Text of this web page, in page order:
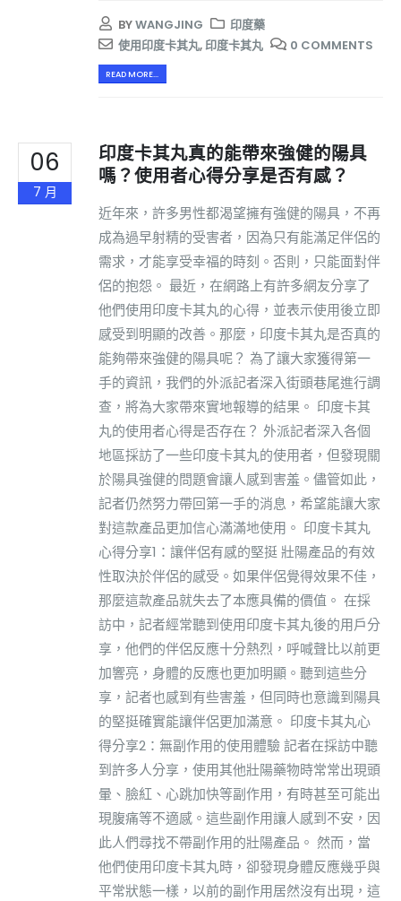
BYWANGJING
印度藥
使用印度卡其丸,印度卡其丸 0 COMMENTS
READ MORE...
06
7 月
印度卡其丸真的能帶來強健的陽具
嗎？使用者心得分享是否有感？
近年來，許多男性都渴望擁有強健的陽具，不再
成為過早射精的受害者，因為只有能滿足伴侶的
需求，才能享受幸福的時刻。否則，只能面對伴
侶的抱怨。 最近，在網路上有許多網友分享了
他們使用印度卡其丸的心得，並表示使用後立即
感受到明顯的改善。那麼，印度卡其丸是否真的
能夠帶來強健的陽具呢？ 為了讓大家獲得第一
手的資訊，我們的外派記者深入街頭巷尾進行調
查，將為大家帶來實地報導的結果。 印度卡其
丸的使用者心得是否存在？ 外派記者深入各個
地區採訪了一些印度卡其丸的使用者，但發現關
於陽具強健的問題會讓人感到害羞。儘管如此，
記者仍然努力帶回第一手的消息，希望能讓大家
對這款產品更加信心滿滿地使用。 印度卡其丸
心得分享1：讓伴侶有感的堅挺 壯陽產品的有效
性取決於伴侶的感受。如果伴侶覺得效果不佳，
那麼這款產品就失去了本應具備的價值。 在採
訪中，記者經常聽到使用印度卡其丸後的用戶分
享，他們的伴侶反應十分熱烈，呼喊聲比以前更
加響亮，身體的反應也更加明顯。聽到這些分
享，記者也感到有些害羞，但同時也意識到陽具
的堅挺確實能讓伴侶更加滿意。 印度卡其丸心
得分享2：無副作用的使用體驗 記者在採訪中聽
到許多人分享，使用其他壯陽藥物時常常出現頭
暈、臉紅、心跳加快等副作用，有時甚至可能出
現腹痛等不適感。這些副作用讓人感到不安，因
此人們尋找不帶副作用的壯陽產品。 然而，當
他們使用印度卡其丸時，卻發現身體反應幾乎與
平常狀態一樣，以前的副作用居然沒有出現，這